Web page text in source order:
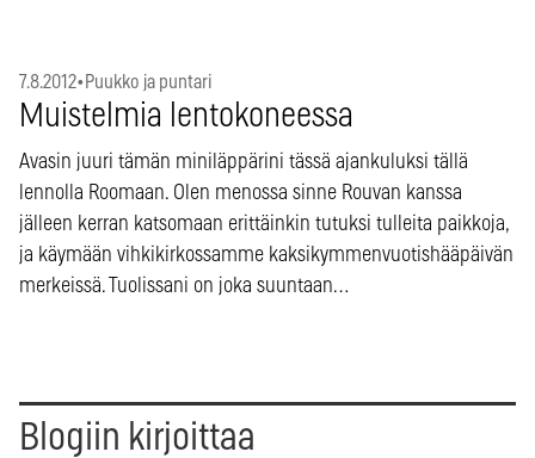
7.8.2012•Puukko ja puntari
Muistelmia lentokoneessa
Avasin juuri tämän miniläppärini tässä ajankuluksi tällä
lennolla Roomaan. Olen menossa sinne Rouvan kanssa
jälleen kerran katsomaan erittäinkin tutuksi tulleita paikkoja,
ja käymään vihkikirkossamme kaksikymmenvuotishääpäivän
merkeissä. Tuolissani on joka suuntaan…
Blogiin kirjoittaa